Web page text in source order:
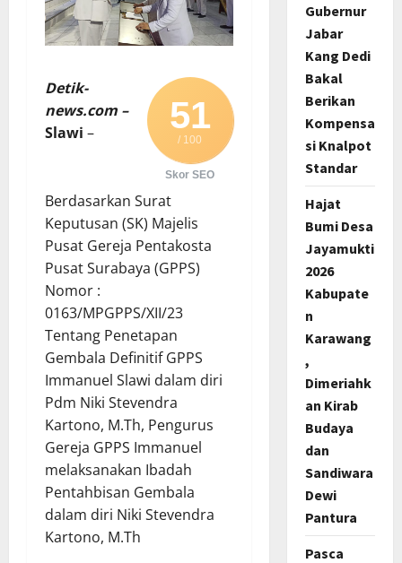
51
/ 100
Skor SEO
Detik-
news.com –
Slawi –
Berdasarkan Surat
Keputusan (SK) Majelis
Pusat Gereja Pentakosta
Pusat Surabaya (GPPS)
Nomor :
0163/MPGPPS/XII/23
Tentang Penetapan
Gembala Definitif GPPS
Immanuel Slawi dalam diri
Pdm Niki Stevendra
Kartono, M.Th, Pengurus
Gereja GPPS Immanuel
melaksanakan Ibadah
Pentahbisan Gembala
dalam diri Niki Stevendra
Kartono, M.Th
Gubernur
Jabar
Kang Dedi
Bakal
Berikan
Kompensa
si Knalpot
Standar
Hajat
Bumi Desa
Jayamukti
2026
Kabupate
n
Karawang
,
Dimeriahk
an Kirab
Budaya
dan
Sandiwara
Dewi
Pantura
Pasca